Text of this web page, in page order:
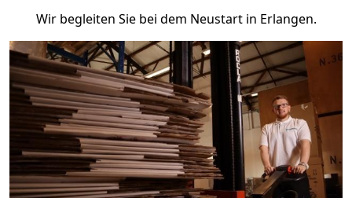
Wir begleiten Sie bei dem Neustart in Erlangen.